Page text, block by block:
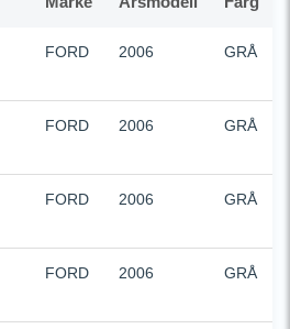
FORD 2006 GRÅ
FORD 2006 GRÅ
FORD 2006 GRÅ
FORD 2006 GRÅ